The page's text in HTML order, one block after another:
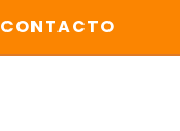
CONTACTO